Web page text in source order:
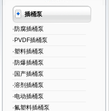
插桶泵
·防腐插桶泵
·PVDF插桶泵
·塑料插桶泵
·防爆插桶泵
·国产插桶泵
·溶剂插桶泵
·电动插桶泵
·氟塑料插桶泵